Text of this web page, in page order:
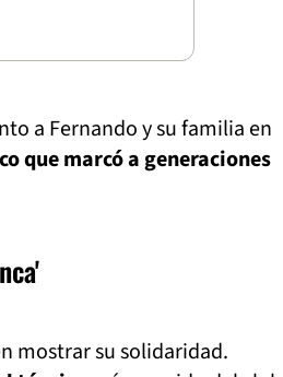
a Fernando y su familia en
que marcó a generaciones
mostrar su solidaridad.